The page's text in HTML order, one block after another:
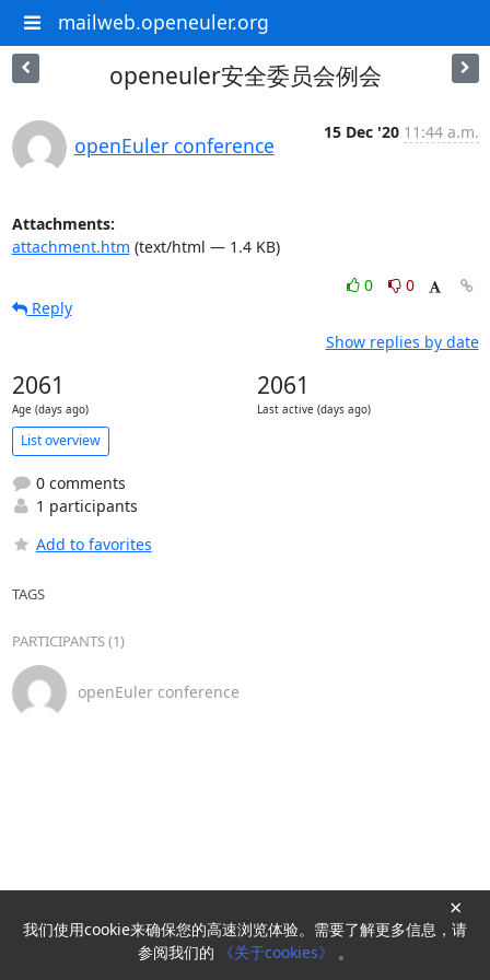
mailweb.openeuler.org
openeuler安全委员会例会
openEuler conference
15 Dec '20 11:44 a.m.
Attachments:
attachment.htm (text/html — 1.4 KB)
0
0
Reply
Show replies by date
2061
Age (days ago)
2061
Last active (days ago)
List overview
0 comments
1 participants
Add to favorites
TAGS
PARTICIPANTS (1)
openEuler conference
Powered byHyperKitty
我们使用cookie来确保您的高速浏览体验。需要了解更多信息，请
参阅我们的
《关于cookies》 。
×